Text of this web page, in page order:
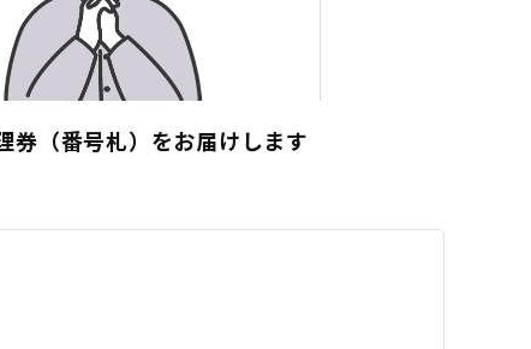
券（番号札）をお届けします